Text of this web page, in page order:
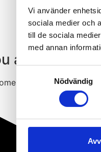
Vi använder
sociala medier och
till de sociala
med annan
Nödvändig
all the way.
from the early